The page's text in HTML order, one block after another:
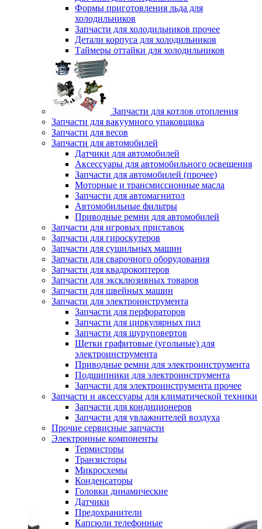
Формы приготовления льда для
холодильников
Запчасти для холодильников прочее
Детали корпуса для холодильников
Таймеры оттайки для холодильников
Запчасти для котлов отопления
Запчасти для вакуумного упаковщика
Запчасти для весов
Запчасти для автомобилей
Датчики для автомобилей
Аксессуары для автомобильного освещения
Запчасти для автомобилей (прочее)
Моторные и трансмиссионные масла
Запчасти для автомагнитол
Автомобильные фильтры
Приводные ремни для автомобилей
Запчасти для игровых приставок
Запчасти для гироскутеров
Запчасти для сушильных машин
Запчасти для сварочного оборудования
Запчасти для квадрокоптеров
Запчасти для эксклюзивных товаров
Запчасти для швейных машин
Запчасти для электроинструмента
Запчасти для перфораторов
Запчасти для циркулярных пил
Запчасти для шуруповертов
Щетки графитовые (угольные) для
электроинструмента
Приводные ремни для электроинструмента
Подшипники для электроинструмента
Запчасти для электроинструмента прочее
Запчасти и аксессуары для климатической техники
Запчасти для кондиционеров
Запчасти для увлажнителей воздуха
Прочие сервисные запчасти
Электронные компоненты
Термисторы
Транзисторы
Микросхемы
Конденсаторы
Головки динамические
Датчики
Предохранители
Капсюли телефонные